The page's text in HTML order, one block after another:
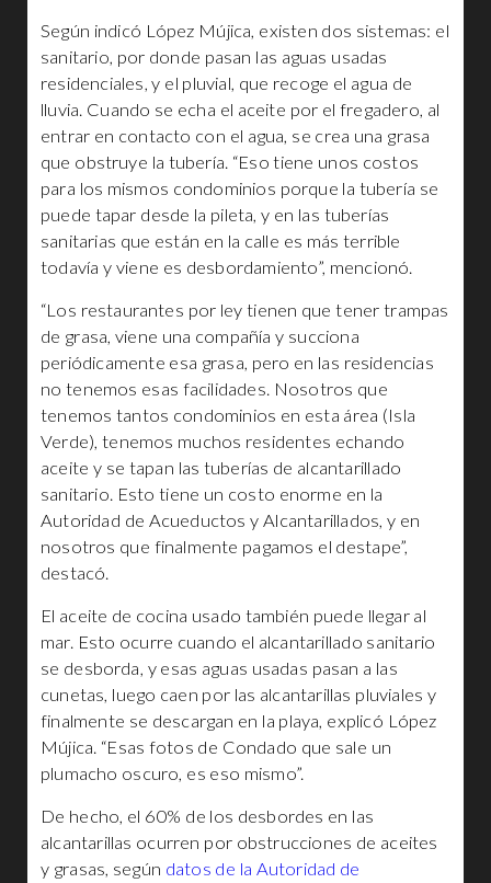
Según indicó López Mújica, existen dos sistemas: el
sanitario, por donde pasan las aguas usadas
residenciales, y el pluvial, que recoge el agua de
lluvia. Cuando se echa el aceite por el fregadero, al
entrar en contacto con el agua, se crea una grasa
que obstruye la tubería. “Eso tiene unos costos
para los mismos condominios porque la tubería se
puede tapar desde la pileta, y en las tuberías
sanitarias que están en la calle es más terrible
todavía y viene es desbordamiento”, mencionó.
“Los restaurantes por ley tienen que tener trampas
de grasa, viene una compañía y succiona
periódicamente esa grasa, pero en las residencias
no tenemos esas facilidades. Nosotros que
tenemos tantos condominios en esta área (Isla
Verde), tenemos muchos residentes echando
aceite y se tapan las tuberías de alcantarillado
sanitario. Esto tiene un costo enorme en la
Autoridad de Acueductos y Alcantarillados, y en
nosotros que finalmente pagamos el destape”,
destacó.
El aceite de cocina usado también puede llegar al
mar. Esto ocurre cuando el alcantarillado sanitario
se desborda, y esas aguas usadas pasan a las
cunetas, luego caen por las alcantarillas pluviales y
finalmente se descargan en la playa, explicó López
Mújica. “Esas fotos de Condado que sale un
plumacho oscuro, es eso mismo”.
De hecho, el 60% de los desbordes en las
alcantarillas ocurren por obstrucciones de aceites
y grasas, según datos de la Autoridad de